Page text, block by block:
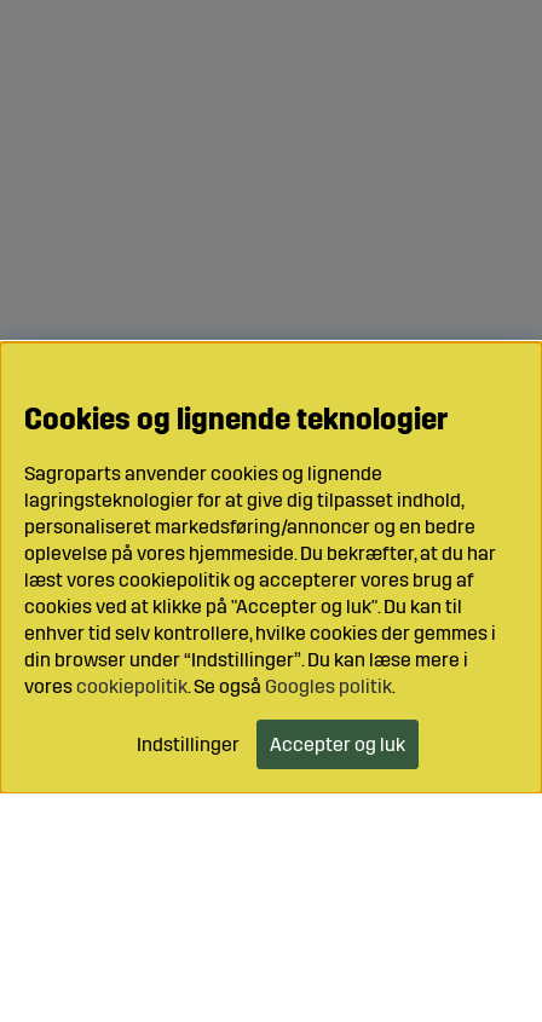
Cookies og lignende teknologier
Sagroparts anvender cookies og lignende
lagringsteknologier for at give dig tilpasset indhold,
personaliseret markedsføring/annoncer og en bedre
oplevelse på vores hjemmeside. Du bekræfter, at du har
læst vores cookiepolitik og accepterer vores brug af
cookies ved at klikke på "Accepter og luk". Du kan til
enhver tid selv kontrollere, hvilke cookies der gemmes i
din browser under “Indstillinger”. Du kan læse mere i
vorescookiepolitik. Se også Googles politik.
Indstillinger Accepter og luk